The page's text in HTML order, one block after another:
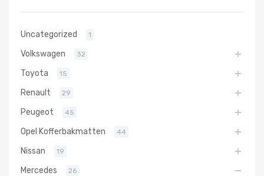
Uncategorized 1
Volkswagen 32
Toyota 15
Renault 29
Peugeot 45
Opel Kofferbakmatten 44
Nissan 19
Mercedes 26